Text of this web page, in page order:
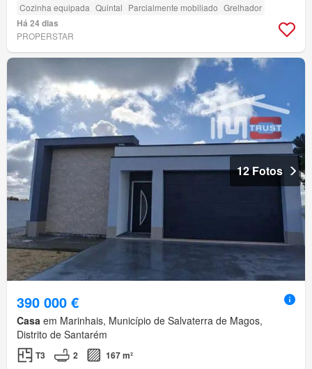
Cozinha equipada Quintal Parcialmente mobiliado Grelhador
Há 24 dias
PROPERSTAR
12 Fotos
390 000 €
Casa em Marinhais, Município de Salvaterra de Magos,
Distrito de Santarém
T3 2 167 m²